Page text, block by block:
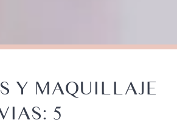
Y MAQUILLAJE
5